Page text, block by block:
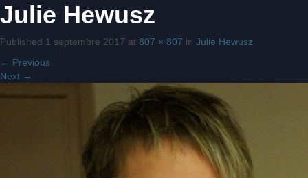
Team Run
Courrières
plus fort
que tes
excuses!
Julie Hewusz
Published 1 septembre 2017 at 807 × 807 in Julie Hewusz
← Previous
Next →